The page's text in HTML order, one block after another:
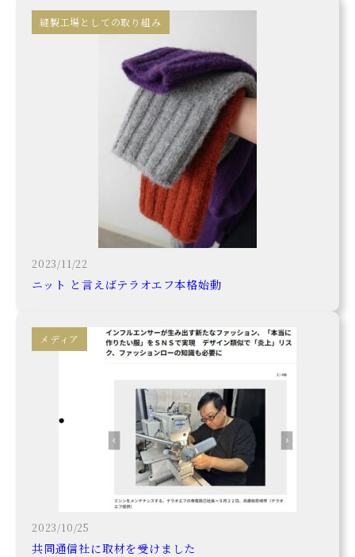
見積シミュレーション
よくある質問
会社概要
SNS
10着で始めるアパレルOEM START10<
スーパー縫製工場
BODY+ Tシャツ３０枚からのブランド作り
ブランドネームの作り方
縫製工場としての取り組み
2023/11/22
ニット と言えばテラオエフ本格始動
メディア
2023/10/25
共同通信社に取材を受けました